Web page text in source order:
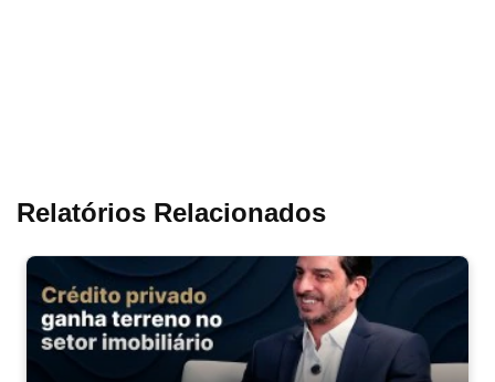
Relatórios Relacionados